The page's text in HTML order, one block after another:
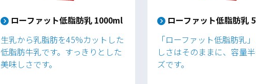
ローファット低脂肪乳 1000ml
生乳から乳脂肪を45%カットした
低脂肪牛乳です。すっきりとした
美味しさです。
ローファット低脂肪乳
「ローファット低脂肪乳
しさはそのままに、容量
ズです。